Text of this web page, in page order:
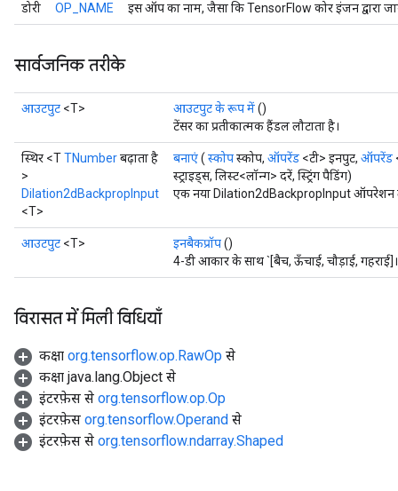
डोरी OP_NAME इस ऑप का नाम, जैसा कि TensorFlow कोर इंजन द्वारा
सार्वजनिक तरीके
आउटपुट <T> आउटपुट के रूप में()
टेंसर का प्रतीकात्मक हैंडल लौटाता है।
स्थिर <TTNumberबढ़ाता है
>
Dilation2dBackpropInput
<T>
बनाएं( स्कोपस्कोप, ऑपरेंड <टी> इनपुट, ऑपरेंड
स्ट्राइड्स, लिस्ट<लॉन्ग> दरें, स्ट्रिंग पैडिंग)
एक नया Dilation2dBackpropInput ऑपरेशन
आउटपुट <T> इनबैकप्रॉप()
4-डी आकार के साथ `[बैच, ऊँचाई, चौड़ाई, गहराई]।
विरासत में मिली विधियाँ
कक्षा org.tensorflow.op.RawOp से
कक्षा java.lang.Object से
इंटरफ़ेस से org.tensorflow.op.Op
इंटरफ़ेस org.tensorflow.Operand से
इंटरफ़ेस से org.tensorflow.ndarray.Shaped